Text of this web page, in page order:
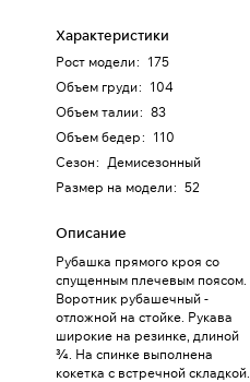
Характеристики
Рост модели: 175
Объем груди: 104
Объем талии: 83
Объем бедер: 110
Сезон: Демисезонный
Размер на модели: 52
Описание
Рубашка прямого кроя со
спущенным плечевым поясом.
Воротник рубашечный -
отложной на стойке. Рукава
широкие на резинке, длиной
¾. На спинке выполнена
кокетка с встречной складкой.